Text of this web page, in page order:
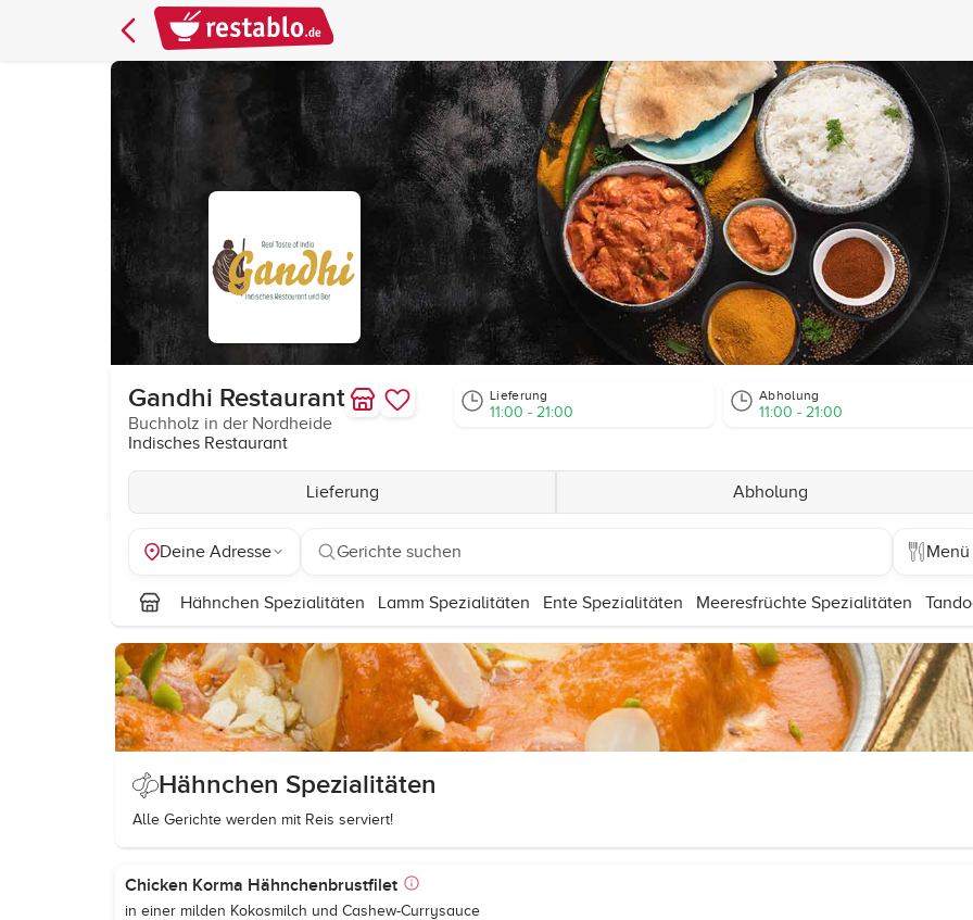
Gandhi Restaurant
Buchholz in der Nordheide
Indisches Restaurant
Lieferung
11:00 - 21:00
Abholung
11:00 - 21:00
Lieferung Abholung
Deine Adresse Gerichte suchen Menü
Hähnchen Spezialitäten Lamm Spezialitäten Ente Spezialitäten Meeresfrüchte Spezialitäten
Hähnchen Spezialitäten
Alle Gerichte werden mit Reis serviert!
Chicken Korma Hähnchenbrustfilet
in einer milden Kokosmilch und Cashew-Currysauce